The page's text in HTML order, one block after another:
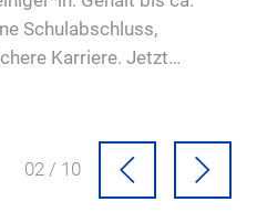
03 / 10